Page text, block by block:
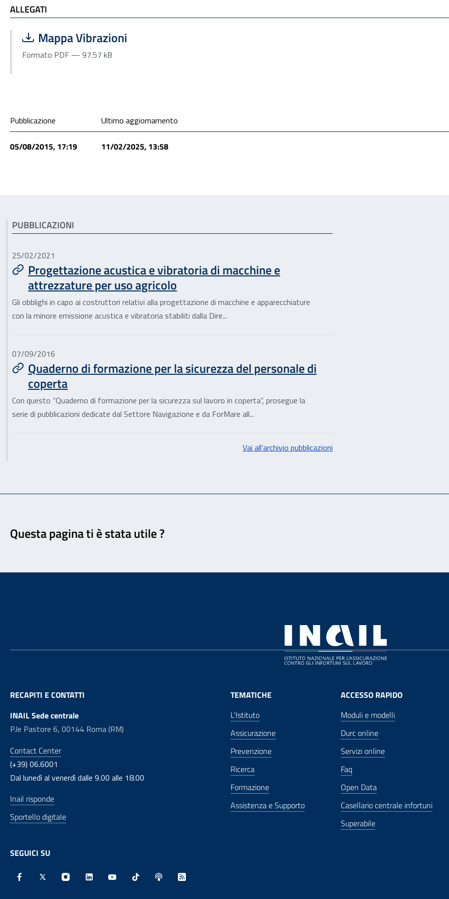
ALLEGATI
ALLEGATI
Scarica file:
Mappa Vibrazioni
Formato PDF — 97.57 kB
Condivisione social
Pubblicazione
05/08/2015, 17:19
Ultimo aggiornamento
11/02/2025, 13:58
Articoli correlati
PUBBLICAZIONI
25/02/2021
Progettazione acustica e vibratoria di macchine e
attrezzature per uso agricolo
Gli obblighi in capo ai costruttori relativi alla progettazione di macchine e apparecchiature
con la minore emissione acustica e vibratoria stabiliti dalla Dire...
07/09/2016
Quaderno di formazione per la sicurezza del personale di
coperta
Con questo “Quaderno di formazione per la sicurezza sul lavoro in coperta”, prosegue la
serie di pubblicazioni dedicate dal Settore Navigazione e da ForMare all...
Vai all'archivio pubblicazioni
Questa pagina ti è stata utile ?
RECAPITI E CONTATTI
INAIL Sede centrale
P.le Pastore 6, 00144 Roma (RM)
Contact Center
(+39) 06.6001
Dal lunedì al venerdì dalle 9.00 alle 18.00
Inail risponde
Sportello digitale
SEGUICI SU
TEMATICHE
L'Istituto
Assicurazione
Prevenzione
Ricerca
Formazione
Assistenza e Supporto
ACCESSO RAPIDO
Moduli e modelli
Durc online
Servizi online
Faq
Open Data
Casellario centrale infortuni
Superabile